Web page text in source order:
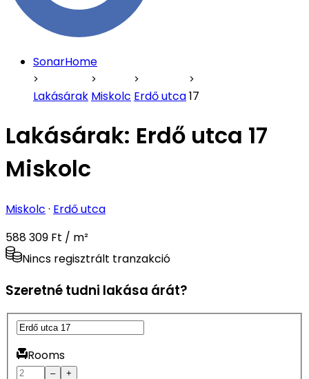
SonarHome
Lakásárak Miskolc Erdő utca17
Lakásárak: Erdő utca 17
Miskolc
Miskolc · Erdő utca
588 309 Ft / m²
Nincs regisztrált tranzakció
Szeretné tudni lakása árát?
Rooms
– +